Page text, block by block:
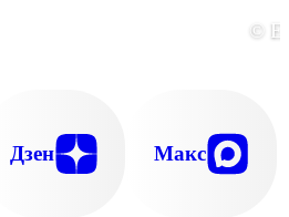
©
Дзен Макс